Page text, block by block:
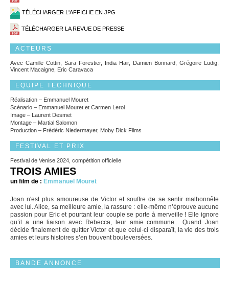
TÉLÉCHARGER L'AFFICHE EN JPG
TÉLÉCHARGER LA REVUE DE PRESSE
ACTEURS
Avec Camille Cottin, Sara Forestier, India Hair, Damien Bonnard, Grégoire Ludig,
Vincent Macaigne, Eric Caravaca
EQUIPE TECHNIQUE
Réalisation – Emmanuel Mouret
Scénario – Emmanuel Mouret et Carmen Leroi
Image – Laurent Desmet
Montage – Martial Salomon
Production – Frédéric Niedermayer, Moby Dick Films
FESTIVAL ET PRIX
Festival de Venise 2024, compétition officielle
TROIS AMIES
un film de : Emmanuel Mouret
Joan n'est plus amoureuse de Victor et souffre de se sentir malhonnête
avec lui. Alice, sa meilleure amie, la rassure : elle-même n’éprouve aucune
passion pour Eric et pourtant leur couple se porte à merveille ! Elle ignore
qu’il a une liaison avec Rebecca, leur amie commune... Quand Joan
décide finalement de quitter Victor et que celui-ci disparaît, la vie des trois
amies et leurs histoires s’en trouvent bouleversées.
BANDE ANNONCE